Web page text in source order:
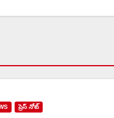
ప్రెస్ నోట్